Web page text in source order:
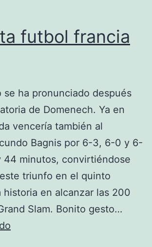
futbol francia
se ha pronunciado después
de Domenech. Ya en
vencería también al
Bagnis por 6-3, 6-0 y 6-
44 minutos, convirtiéndose
triunfo en el quinto
historia en alcanzar las 200
Slam. Bonito gesto…